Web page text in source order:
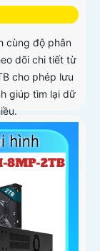
cùng độ phân
dõi chi tiết từ
cho phép lưu
giúp tìm lại dữ